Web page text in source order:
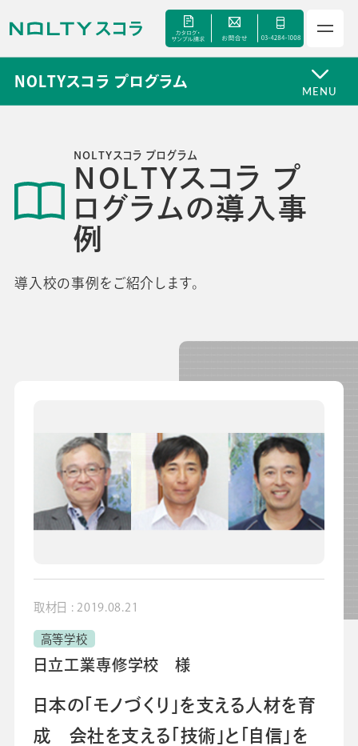
サービス
セミナー
手帳甲子園
先生の学び応援コラム
SDGsの取組み
お知らせ
NOLTYスコラ プログラム
MENU
NOLTYスコラ プ
ログラムの導入事
例
NOLTYスコラ プログラム
導入校の事例をご紹介します。
取材日 : 2019.08.21
高等学校
日立工業専修学校 様
日本の「モノづくり」を支える人材を育
成 会社を支える「技術」と「自信」を